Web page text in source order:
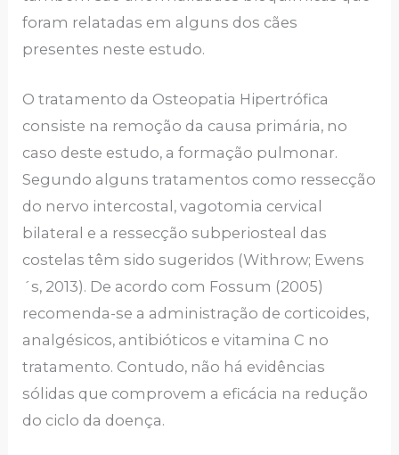
foram relatadas em alguns dos cães
presentes neste estudo.
O tratamento da Osteopatia Hipertrófica
consiste na remoção da causa primária, no
caso deste estudo, a formação pulmonar.
Segundo alguns tratamentos como ressecção
do nervo intercostal, vagotomia cervical
bilateral e a ressecção subperiosteal das
costelas têm sido sugeridos (Withrow; Ewens
´s, 2013). De acordo com Fossum (2005)
recomenda-se a administração de corticoides,
analgésicos, antibióticos e vitamina C no
tratamento. Contudo, não há evidências
sólidas que comprovem a eficácia na redução
do ciclo da doença.